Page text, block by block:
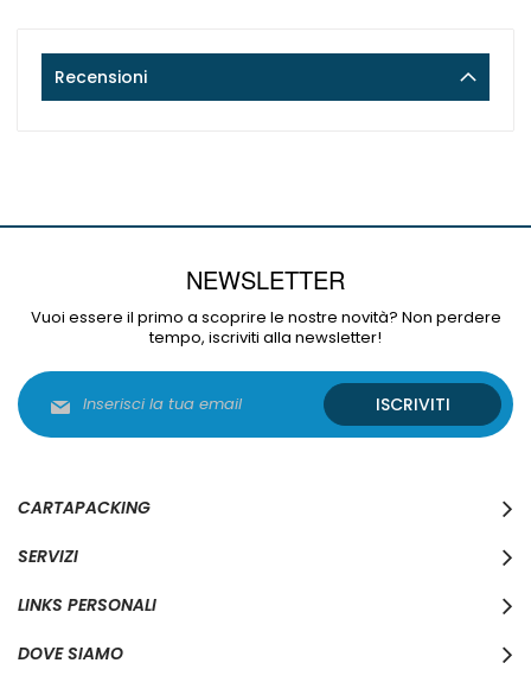
Recensioni
NEWSLETTER
Vuoi essere il primo a scoprire le nostre novità? Non perdere
tempo, iscriviti alla newsletter!
alla
nostra
ISCRIVITI
CARTAPACKING
SERVIZI
LINKS PERSONALI
DOVE SIAMO